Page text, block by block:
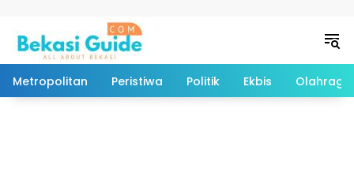
Metropolitan Peristiwa Politik Ekbis Olahraga